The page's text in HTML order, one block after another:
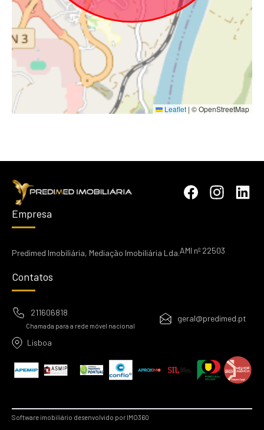
Leaflet | © OpenStreetMap
Empresa
Predimed Imobiliária, Mediação Imobiliária Lda.AMI nº 22503
Contatos
211606818
Chamada para a rede móvel nacional
geral@predimed.pt
Lisboa
Software imobiliário desenvolvido por IMO360